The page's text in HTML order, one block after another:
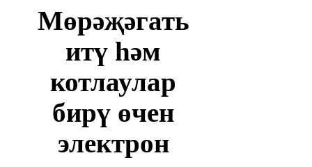
Мөрәҗәгать
итү һәм
котлаулар
бирү өчен
электрон